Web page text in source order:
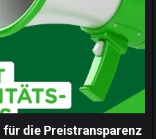
die Preistransparenz